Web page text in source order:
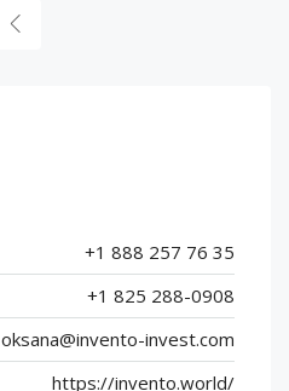
+1 888 257 76 35
+1 825 288-0908
oksana@invento-invest.com
https://invento.world/